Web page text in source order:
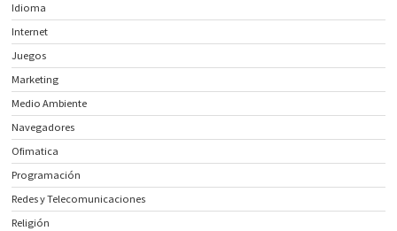
Idioma
Internet
Juegos
Marketing
Medio Ambiente
Navegadores
Ofimatica
Programación
Redes y Telecomunicaciones
Religión